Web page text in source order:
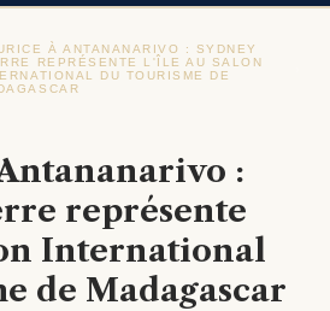
À ANTANANARIVO : SYDNEY
REPRÉSENTE L'ÎLE AU SALON
DU TOURISME DE
:
représente
International
de Madagascar